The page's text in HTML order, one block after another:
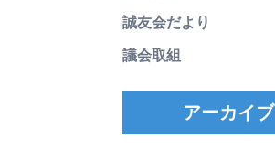
誠友会だより
議会取組
アーカイブ